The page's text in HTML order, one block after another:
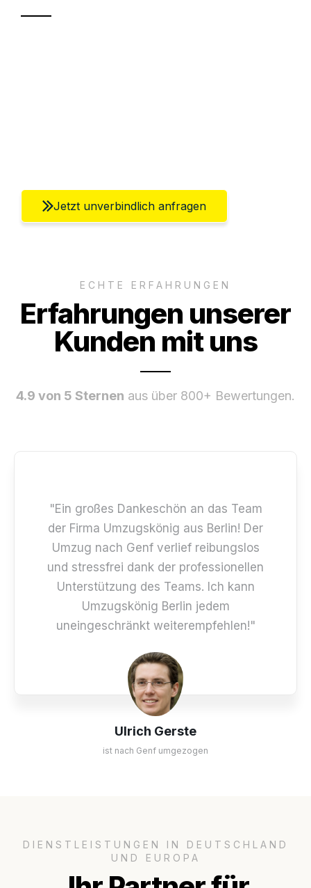
Jetzt unverbindlich anfragen
ECHTE ERFAHRUNGEN
Erfahrungen unserer
Kunden mit uns
4.9 von 5 Sternen aus über 800+ Bewertungen.
Ulrich Gerste
ist nach Genf umgezogen
"Ein großes Dankeschön an das Team
der Firma Umzugskönig aus Berlin! Der
Umzug nach Genf verlief reibungslos
und stressfrei dank der professionellen
Unterstützung des Teams. Ich kann
Umzugskönig Berlin jedem
uneingeschränkt weiterempfehlen!"
DIENSTLEISTUNGEN IN DEUTSCHLAND
UND EUROPA